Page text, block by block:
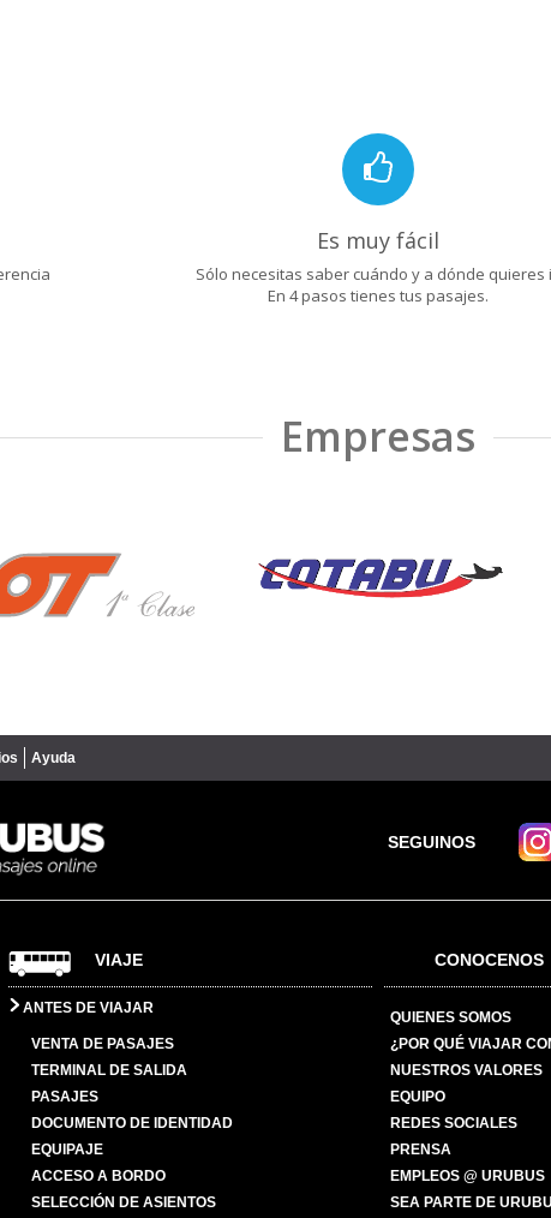
Es muy fácil
Sólo necesitas saber cuándo y a dónde quieres
En 4 pasos tienes tus pasajes.
Empresas
Ayuda
SEGUINOS
VIAJE
ANTES DE VIAJAR
VENTA DE PASAJES
TERMINAL DE SALIDA
PASAJES
DOCUMENTO DE IDENTIDAD
EQUIPAJE
ACCESO A BORDO
SELECCIÓN DE ASIENTOS
CONOCENOS
QUIENES SOMOS
¿POR QUÉ VIAJAR
NUESTROS VALORES
EQUIPO
REDES SOCIALES
PRENSA
EMPLEOS @ URUBUS
SEA PARTE DE